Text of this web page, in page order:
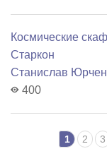
Космические
Старкон
Станислав
400
Страницы 1 2 3